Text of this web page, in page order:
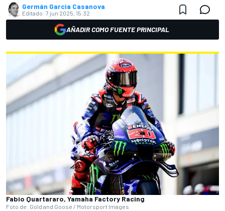
Germán Garcia Casanova
Editado: 7 jun 2025, 15:32
AÑADIR COMO FUENTE PRINCIPAL
Fabio Quartararo, Yamaha Factory Racing
Foto de: Gold and Goose / Motorsport Images